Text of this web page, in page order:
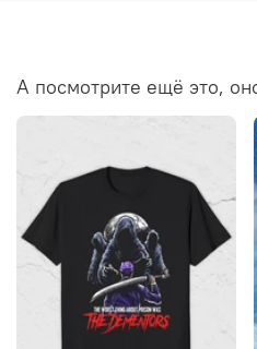
А посмотрите ещё это,